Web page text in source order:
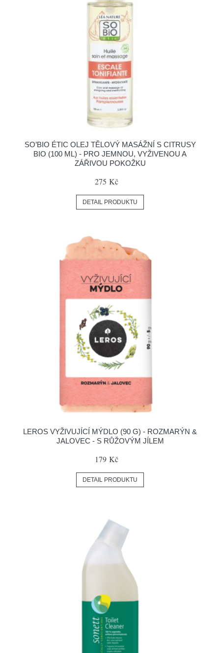
SO’BIO ÉTIC OLEJ TĚLOVÝ MASÁŽNÍ S CITRUSY
BIO (100 ML) - PRO JEMNOU, VYŽIVENOU A
ZÁŘIVOU POKOŽKU
275 Kč
DETAIL PRODUKTU
LEROS VYŽIVUJÍCÍ MÝDLO (90 G) - ROZMARÝN &
JALOVEC - S RŮŽOVÝM JÍLEM
179 Kč
DETAIL PRODUKTU